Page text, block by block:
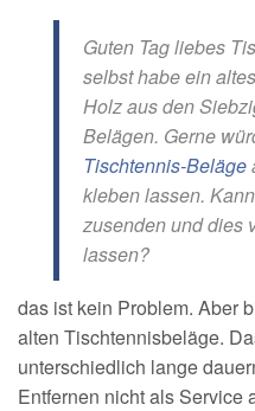
Guten Tag liebes
selbst habe ein
Holz aus den
Belägen. Gerne
Tischtennis-Beläge
kleben lassen.
zusenden und dies
lassen?
das ist kein Problem. Aber
alten Tischtennisbeläge.
unterschiedlich lange
Entfernen nicht als Service